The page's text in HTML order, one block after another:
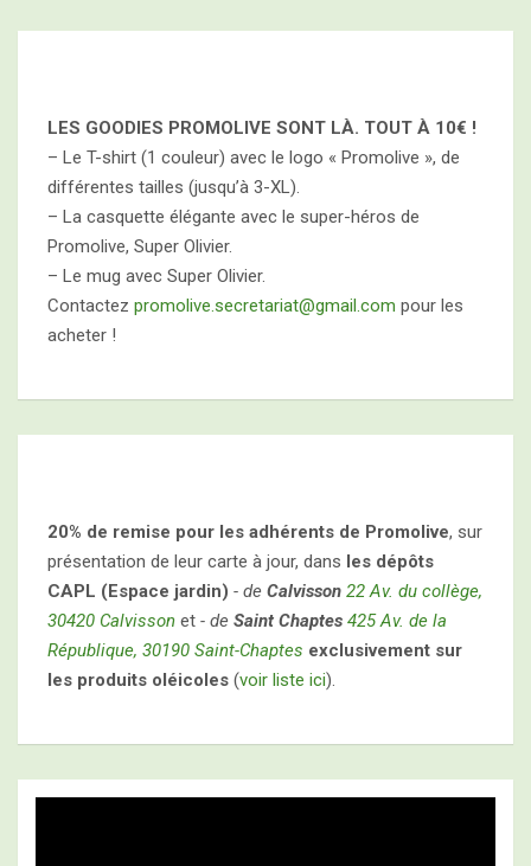
LES GOODIES PROMOLIVE SONT LÀ. TOUT À 10€ !
– Le T-shirt (1 couleur) avec le logo « Promolive », de
différentes tailles (jusqu’à 3-XL).
– La casquette élégante avec le super-héros de
Promolive, Super Olivier.
– Le mug avec Super Olivier.
Contactez promolive.secretariat@gmail.com pour les
acheter !
20% de remise pour les adhérents de Promolive, sur
présentation de leur carte à jour, dans les dépôts
CAPL (Espace jardin) - de Calvisson 22 Av. du collège,
30420 Calvisson et - de Saint Chaptes 425 Av. de la
République, 30190 Saint-Chaptes exclusivement sur
les produits oléicoles (voir liste ici).